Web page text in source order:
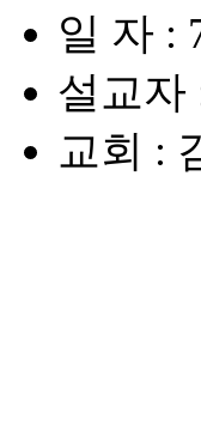
일 자 :
설교자
교회 :